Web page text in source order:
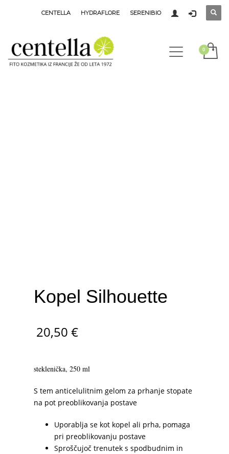
CENTELLA HYDRAFLORE SERENIBIO
Kopel Silhouette
20,50 €
steklenička, 250 ml
S tem anticelulitnim gelom za prhanje stopate
na pot preoblikovanja postave
Uporablja se kot kopel ali prha, pomaga
pri preoblikovanju postave
Sproščujoč trenutek s spodbudnim in